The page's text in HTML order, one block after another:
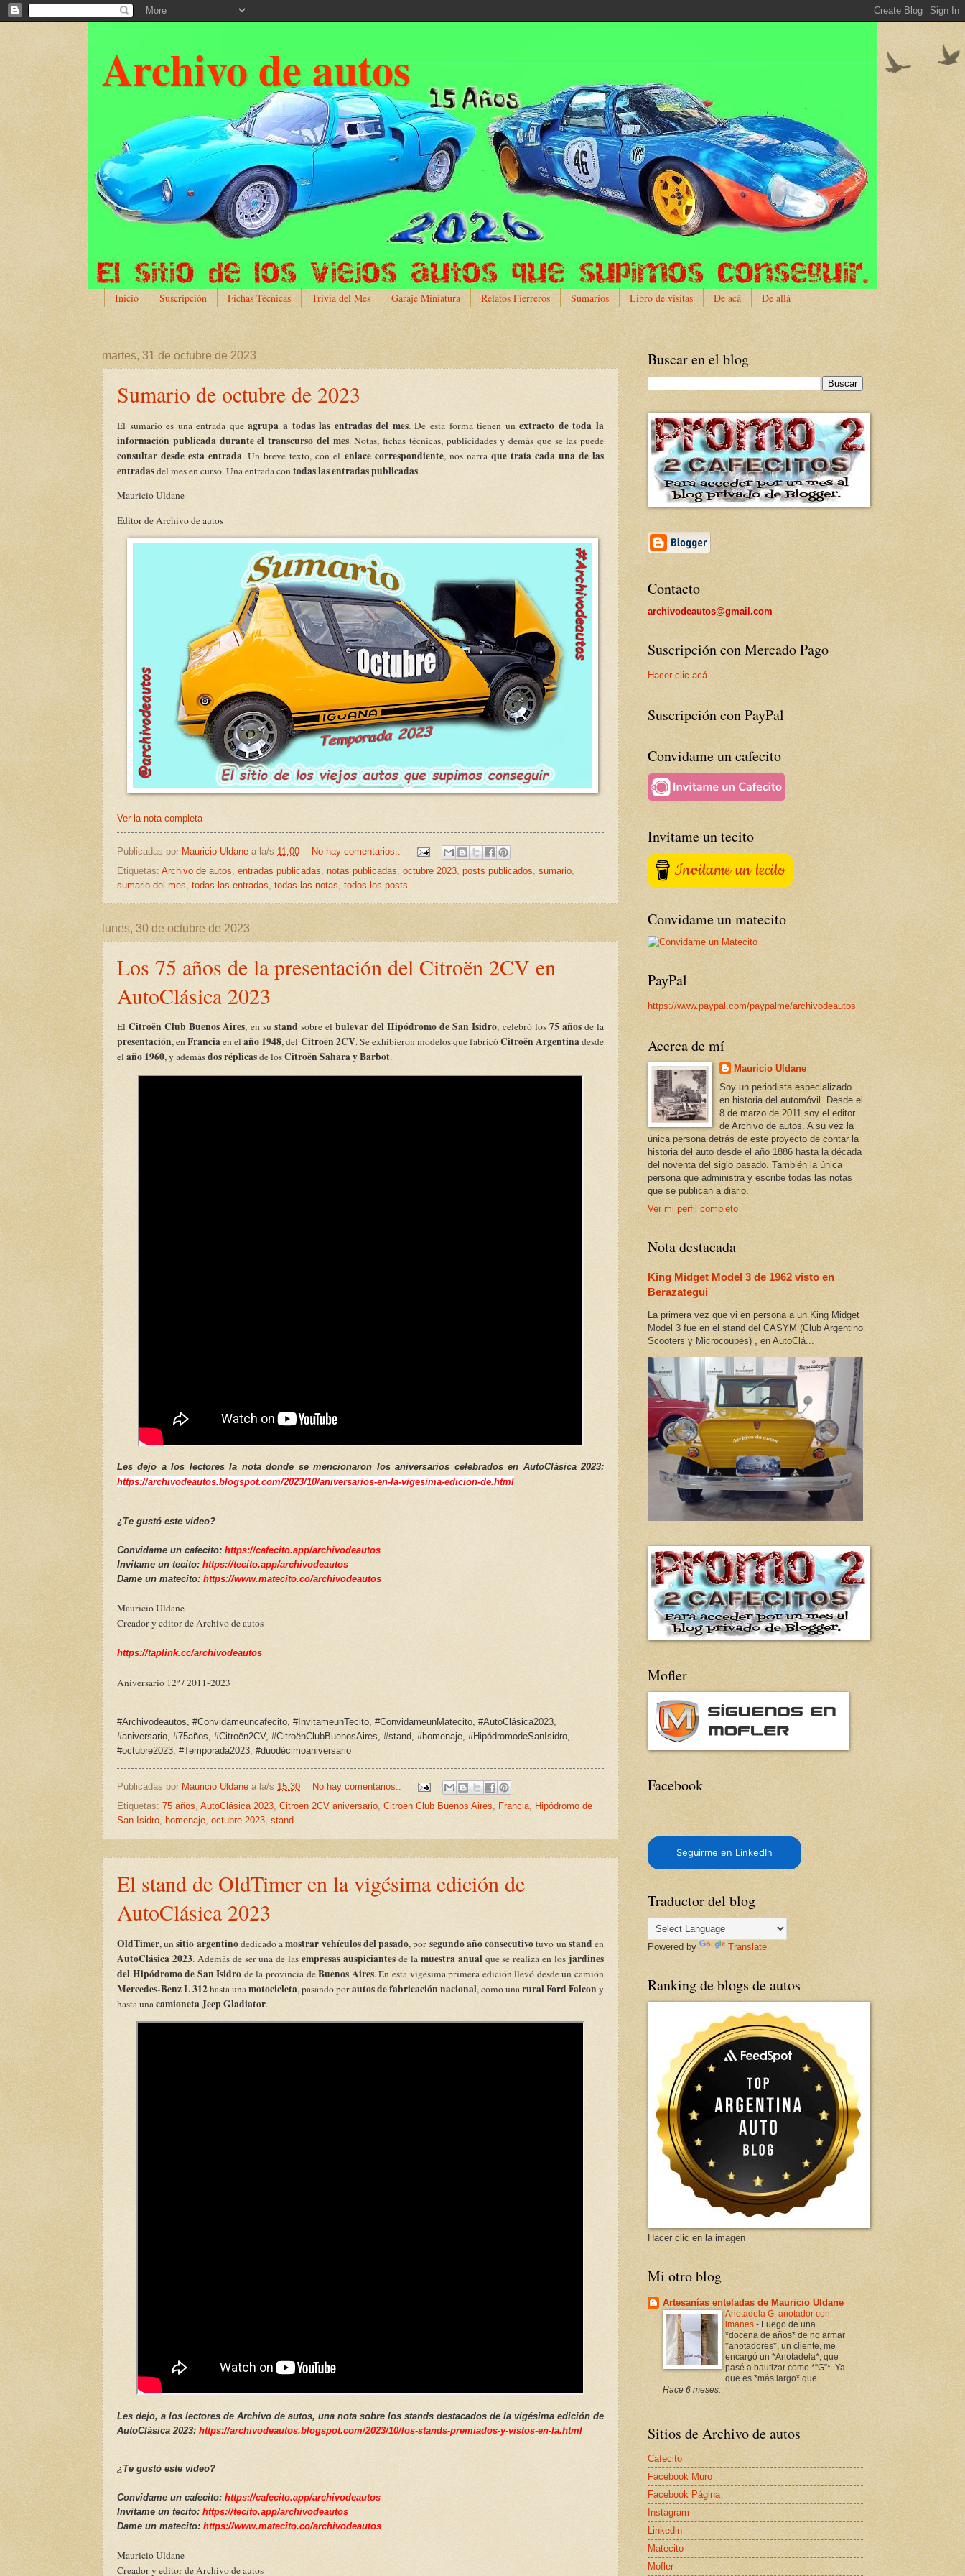
Archivo de autos
Inicio Suscripción Fichas Técnicas Trivia del Mes Garaje Miniatura Relatos Fierreros Sumarios Libro de visitas De acá De allá
martes, 31 de octubre de 2023
Sumario de octubre de 2023
El sumarioes una entrada queagrupa a todas las entradas del mes. De esta forma tienen unextracto de toda la
información publicada durante el transcurso del mes. Notas, fichas técnicas, publicidades y demás que se las puede
consultar desde esta entrada. Un breve texto, con el enlace correspondiente, nos narra que traía cada una de las
entradasdel mes en curso. Una entrada con todas las entradas publicadas.
Mauricio Uldane
Editor de Archivo de autos
Ver la nota completa
Publicadas por Mauricio Uldane a la/s 11:00
No hay comentarios.:
Etiquetas: Archivo de autos entradas publicadas notas publicadas octubre 2023 posts publicados sumario
sumario del mes todas las entradas todas las notas todos los posts
lunes, 30 de octubre de 2023
Los 75 años de la presentación del Citroën 2CV en
AutoClásica 2023
ElCitroën Club Buenos Aires, en su standsobre el bulevar del Hipódromo de San Isidro, celebró los 75 añosde la
presentación, enFranciaen elaño 1948, del Citroën 2CV. Se exhibieron modelos que fabricóCitroën Argentinadesde
elaño 1960, y ademásdos réplicasde losCitroën Sahara y Barbot.
Les dejo a los lectores la nota donde se mencionaron los aniversarios celebrados en AutoClásica 2023:
https://archivodeautos.blogspot.com/2023/10/aniversarios-en-la-vigesima-edicion-de.html
¿Te gustó este video?
Convidame un cafecito: https://cafecito.app/archivodeautos
Invitame un tecito: https://tecito.app/archivodeautos
Dame un matecito: https://www.matecito.co/archivodeautos
Mauricio Uldane
Creador y editor de Archivo de autos
https://taplink.cc/archivodeautos
Aniversario 12º / 2011-2023
#Archivodeautos, #Convidameuncafecito, #InvitameunTecito, #ConvidameunMatecito, #AutoClásica2023,
#aniversario, #75años, #Citroën2CV, #CitroënClubBuenosAires, #stand, #homenaje, #HipódromodeSanIsidro,
#octubre2023, #Temporada2023, #duodécimoaniversario
Publicadas por Mauricio Uldane a la/s 15:30
No hay comentarios.:
Etiquetas: 75 años, AutoClásica 2023, Citroën 2CV aniversario, Citroën Club Buenos Aires, Francia, Hipódromo de
San Isidro, homenaje, octubre 2023, stand
El stand de OldTimer en la vigésima edición de
AutoClásica 2023
OldTimer, unsitio argentinodedicado amostrar vehículos del pasado, por segundo año consecutivotuvo un stand en
AutoClásica 2023. Además de ser una de lasempresas auspiciantes de la muestra anual que se realiza en los jardines
del Hipódromo de San Isidro de la provincia deBuenos Aires. En esta vigésima primera edición llevó desde un camión
Mercedes-Benz L 312hasta una motocicleta, pasando porautos de fabricación nacional, como una rural Ford Falcon y
hasta una camioneta Jeep Gladiator.
Les dejo, a los lectores de Archivo de autos, una nota sobre los stands destacados de la vigésima edición de
AutoClásica 2023: https://archivodeautos.blogspot.com/2023/10/los-stands-premiados-y-vistos-en-la.html
¿Te gustó este video?
Convidame un cafecito: https://cafecito.app/archivodeautos
Invitame un tecito: https://tecito.app/archivodeautos
Dame un matecito: https://www.matecito.co/archivodeautos
Mauricio Uldane
Creador y editor de Archivo de autos
Buscar en el blog
Contacto
archivodeautos@gmail.com
Suscripción con Mercado Pago
Hacer clic acá
Suscripción con PayPal
Convidame un cafecito
Invitame un tecito
Invitame un tecito
Convidame un matecito
PayPal
https://www.paypal.com/paypalme/archivodeautos
Acerca de mí
Mauricio Uldane
Soy un periodista especializado
en historia del automóvil. Desde el
8 de marzo de 2011 soy el editor
de Archivo de autos. A su vez la
única persona detrás de este proyecto de contar la
historia del auto desde el año 1886 hasta la década
del noventa del siglo pasado. También la única
persona que administra y escribe todas las notas
que se publican a diario.
Ver mi perfil completo
Nota destacada
King Midget Model 3 de 1962 visto en
Berazategui
La primera vez que vi en persona a un King Midget
Model 3 fue en el stand del CASYM (Club Argentino
Scooters y Microcoupés) , en AutoClá...
Mofler
Facebook
Seguirme en LinkedIn
Traductor del blog
Powered by Translate
Ranking de blogs de autos
Hacer clic en la imagen
Mi otro blog
Artesanías enteladas de Mauricio Uldane
Anotadela G, anotador con
imanes - Luego de una
*docena de años* de no armar
*anotadores*, un cliente, me
encargó un *Anotadela*, que
pasé a bautizar como *“G”*. Ya
que es *más largo* que ...
Hace 6 meses.
Sitios de Archivo de autos
Cafecito
Facebook Muro
Facebook Página
Instagram
Linkedin
Matecito
Mofler